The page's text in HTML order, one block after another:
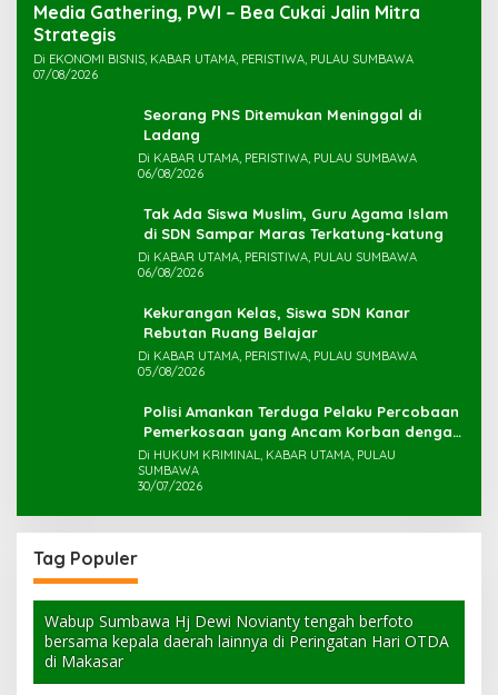
Media Gathering, PWI – Bea Cukai Jalin Mitra
Strategis
Di EKONOMI BISNIS, KABAR UTAMA, PERISTIWA, PULAU SUMBAWA
07/08/2026
Seorang PNS Ditemukan Meninggal di
Ladang
Di KABAR UTAMA, PERISTIWA, PULAU SUMBAWA
06/08/2026
Tak Ada Siswa Muslim, Guru Agama Islam
di SDN Sampar Maras Terkatung-katung ‎
Di KABAR UTAMA, PERISTIWA, PULAU SUMBAWA
06/08/2026
Kekurangan Kelas, Siswa SDN Kanar
Rebutan Ruang Belajar
Di KABAR UTAMA, PERISTIWA, PULAU SUMBAWA
05/08/2026
Polisi Amankan Terduga Pelaku Percobaan
Pemerkosaan yang Ancam Korban dengan
Parang
Di HUKUM KRIMINAL, KABAR UTAMA, PULAU
SUMBAWA
30/07/2026
Tag Populer
Wabup Sumbawa Hj Dewi Novianty tengah berfoto
bersama kepala daerah lainnya di Peringatan Hari OTDA
di Makasar